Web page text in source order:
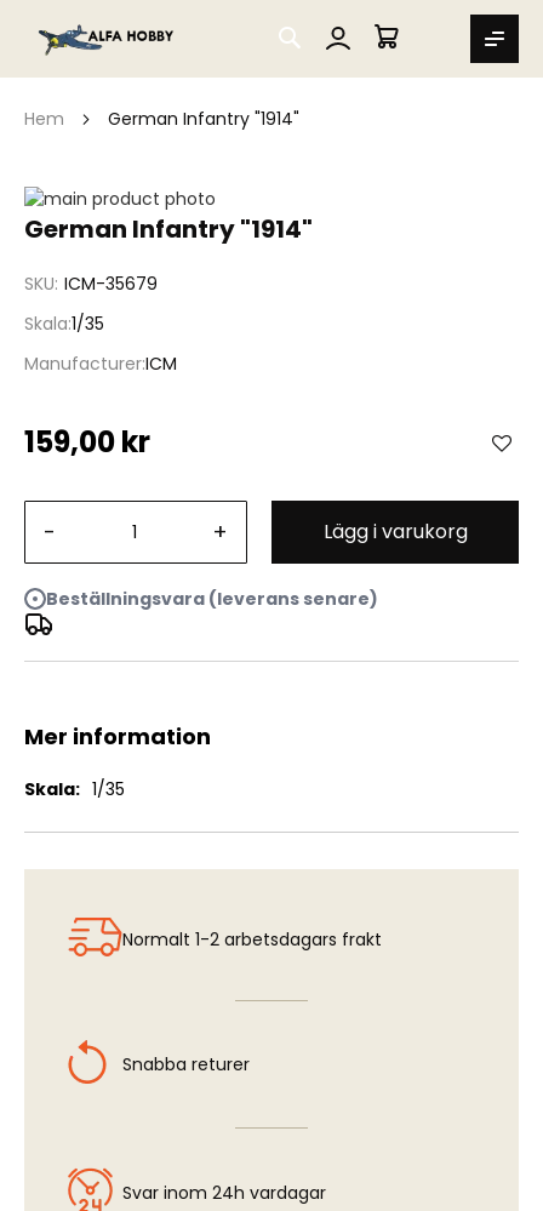
SEARCH
MIN VARUKORG
Hem German Infantry "1914"
German Infantry "1914"
SKU ICM-35679
Skala 1/35
ManufacturerICM
159,00 kr
- + Lägg i varukorg
Beställningsvara (leverans senare)
Hoppa
till
bildgalleriet
German Infantry "1914"
Hoppa
av
bildgalleriet
Mer information
Mer
1/35
Normalt 1-2 arbetsdagars frakt
Snabba returer
Svar inom 24h vardagar